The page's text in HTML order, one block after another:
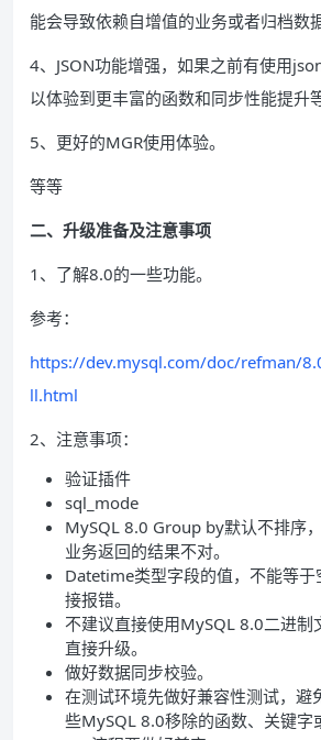
能会导致依赖自增值的业务或者归档数
4、JSON功能增强，如果之前有使用
以体验到更丰富的函数和同步性能提升等
5、更好的MGR使用体验。
等等
二、升级准备及注意事项
1、了解8.0的一些功能。
参考：
https://dev.mysql.com/doc/refman/
ll.html
2、注意事项：
验证插件
sql_mode
MySQL 8.0 Group by默认不排序
业务返回的结果不对。
Datetime类型字段的值，不能等于
接报错。
不建议直接使用MySQL 8.0二进制
直接升级。
做好数据同步校验。
在测试环境先做好兼容性测试，避
些MySQL 8.0移除的函数、关键字